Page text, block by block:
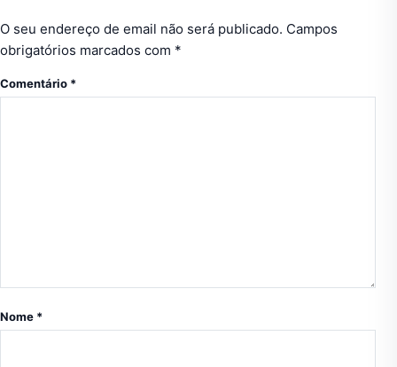
O seu endereço de email não será publicado. Campos
obrigatórios marcados com *
Comentário *
Nome *